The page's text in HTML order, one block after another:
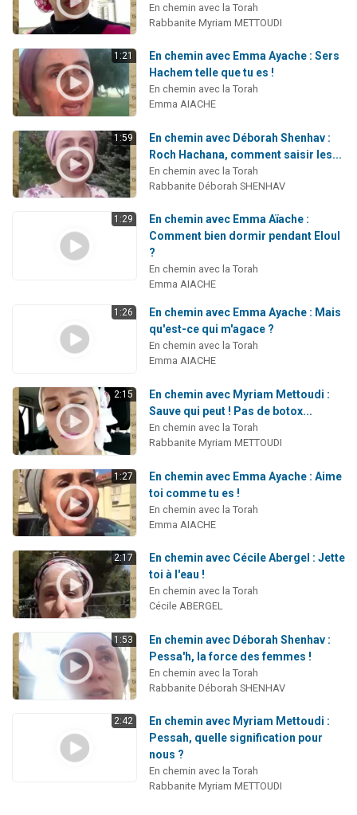
En chemin avec la Torah
Rabbanite Myriam METTOUDI
1:21
En chemin avec Emma Ayache : Sers
Hachem telle que tu es !
En chemin avec la Torah
Emma AIACHE
1:59
En chemin avec Déborah Shenhav :
Roch Hachana, comment saisir les...
En chemin avec la Torah
Rabbanite Déborah SHENHAV
1:29
En chemin avec Emma Aïache :
Comment bien dormir pendant Eloul
?
En chemin avec la Torah
Emma AIACHE
1:26
En chemin avec Emma Ayache : Mais
qu'est-ce qui m'agace ?
En chemin avec la Torah
Emma AIACHE
2:15
En chemin avec Myriam Mettoudi :
Sauve qui peut ! Pas de botox...
En chemin avec la Torah
Rabbanite Myriam METTOUDI
1:27
En chemin avec Emma Ayache : Aime
toi comme tu es !
En chemin avec la Torah
Emma AIACHE
2:17
En chemin avec Cécile Abergel : Jette
toi à l'eau !
En chemin avec la Torah
Cécile ABERGEL
1:53
En chemin avec Déborah Shenhav :
Pessa'h, la force des femmes !
En chemin avec la Torah
Rabbanite Déborah SHENHAV
2:42
En chemin avec Myriam Mettoudi :
Pessah, quelle signification pour
nous ?
En chemin avec la Torah
Rabbanite Myriam METTOUDI